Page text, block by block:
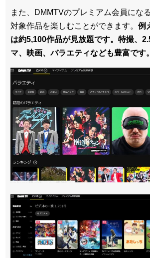
また、DMMTVのプレミアム会員にな
対象作品を楽しむことができます。 例
は約5,100作品が見放題です。特撮、
マ、映画、バラエティなども豊富です。